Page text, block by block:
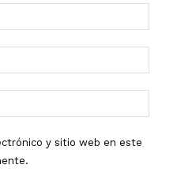
web:
y sitio web en este